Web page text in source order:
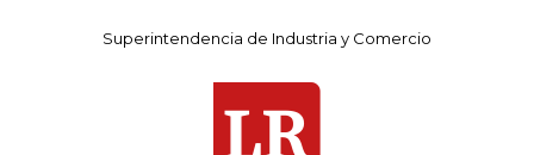
Superintendencia de Industria y Comercio